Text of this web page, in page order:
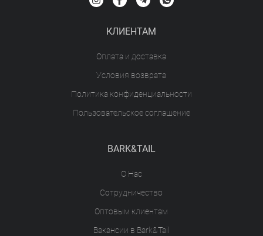
КЛИЕНТАМ
Оплата и доставка
Условия возврата
Политика конфиденциальности
Пользовательское соглашение
BARK&TAIL
О Нас
Сотрудничество
Оптовым клиентам
Вакансии в Bark&Tail